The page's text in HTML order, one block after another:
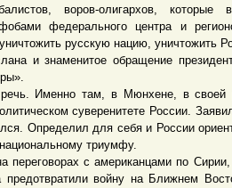
воров-олигархов,
федерального центра и
русскую нацию, уничтожить
и знаменитое обращение
Именно там, в Мюнхене, в своей
суверенитете России.
Определил для себя и России
триумфу.
с американцами по Сирии,
предотвратили войну на Ближнем